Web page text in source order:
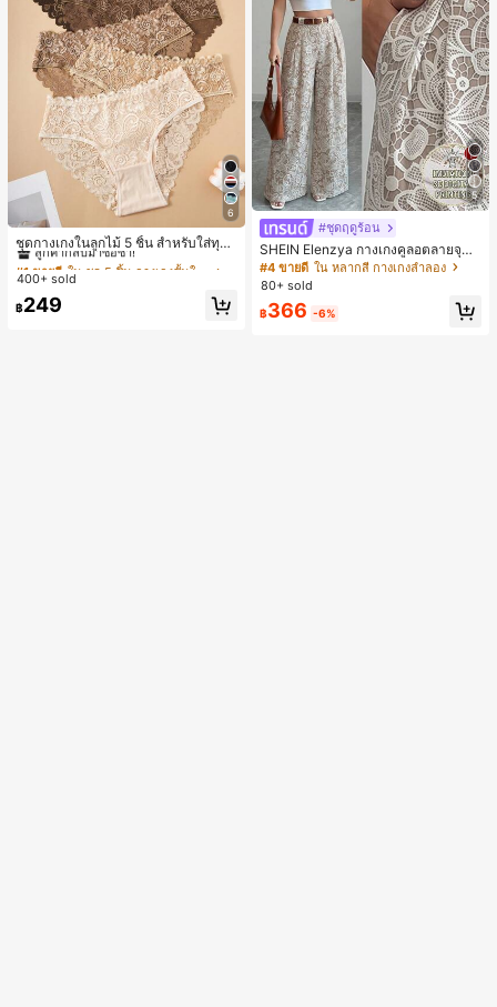
6
ชุดกางเกงในลูกไม้ 5 ชิ้น สำหรับใส่ทุกวั
น
#1 ขายดี
ลูกค้ากลับมาซื้อซ้ำ!
#1 ขายดี
ลูกค้ากลับมาซื้อซ้ำ!
#1 ขายดี
ลูกค้ากลับมาซื้อซ้ำ!
#1 ขายดี
400+ sold
฿249
5
#ชุดฤดูร้อน
SHEIN Elenzya กางเกงคูลอตลายจุดเ
อวสูงแบบใหม่สำหรับฤดูใบไม้ผลิ/ฤดูร้อ
น, สไตล์หรูหราเหมาะสำหรับใส่ในชีวิต
ประจำวันและทำงาน, ให้ความรู้สึกวินเ
ทจสำหรับฤดูรับปริญญา, เทศกาลดนตร
ี, การแข่งม้าดาร์บี้, วันประกาศอิสรภาพ
#4 ขายดี ใน หลากสี กางเกงลำลอง
80+ sold
฿366 -6%